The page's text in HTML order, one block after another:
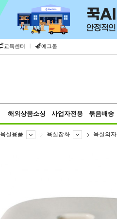
교육센터 | 에그돔
해외상품소싱 사업자전용 묶음배송
욕실용품 욕실잡화 욕실의자